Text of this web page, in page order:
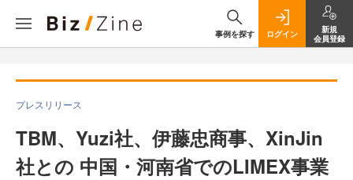
事例を探す ログイン
新規
会員登録
プレスリリース
TBM、Yuzi社、伊藤忠商事、XinJin
社との 中国・河南省でのLIMEX事業